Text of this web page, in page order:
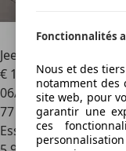
Jeep Renegade
€ 12 890
06/2017
77 329 km
Essence
Fonctionnalités
Nous et des
notamment des
site web, pour
garantir une
ces